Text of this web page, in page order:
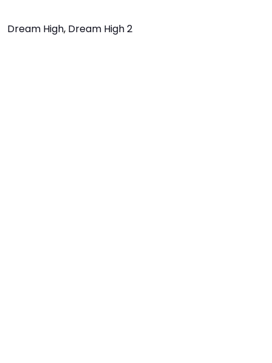
Dream High, Dream High 2